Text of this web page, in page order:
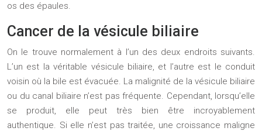
os des épaules.
Cancer de la vésicule biliaire
On le trouve normalement à l’un des deux endroits suivants.
L’un est la véritable vésicule biliaire, et l’autre est le conduit
voisin où la bile est évacuée. La malignité de la vésicule biliaire
ou du canal biliaire n’est pas fréquente. Cependant, lorsqu’elle
se produit, elle peut très bien être incroyablement
authentique. Si elle n’est pas traitée, une croissance maligne